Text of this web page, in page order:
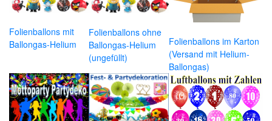
Folienballons mit
Ballongas-Helium
Folienballons ohne
Ballongas-Helium
(ungefüllt)
Folienballons im Karton
(Versand mit Helium-
Ballongas)